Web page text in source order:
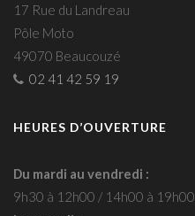
17 Rue du Landreau
Pôle Moto
49070 Beaucouzé
02 41 42 59 19
HEURES D’OUVERTURE
Du mardi au vendredi :
9h30 à 12h00 / 14h00 à 19h00